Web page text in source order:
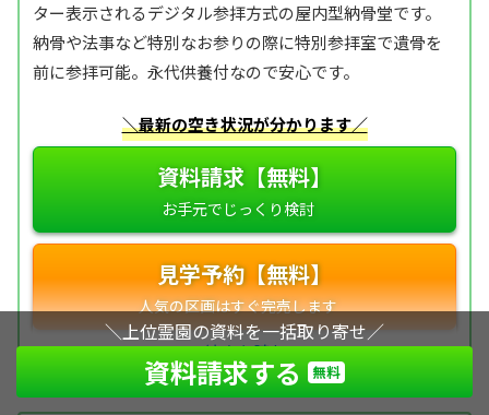
ター表示されるデジタル参拝方式の屋内型納骨堂です。
納骨や法事など特別なお参りの際に特別参拝室で遺骨を
前に参拝可能。永代供養付なので安心です。
＼最新の空き状況が分かります／
資料請求【無料】
見学予約【無料】
＼上位霊園の資料を一括取り寄せ／
資料請求する 無料